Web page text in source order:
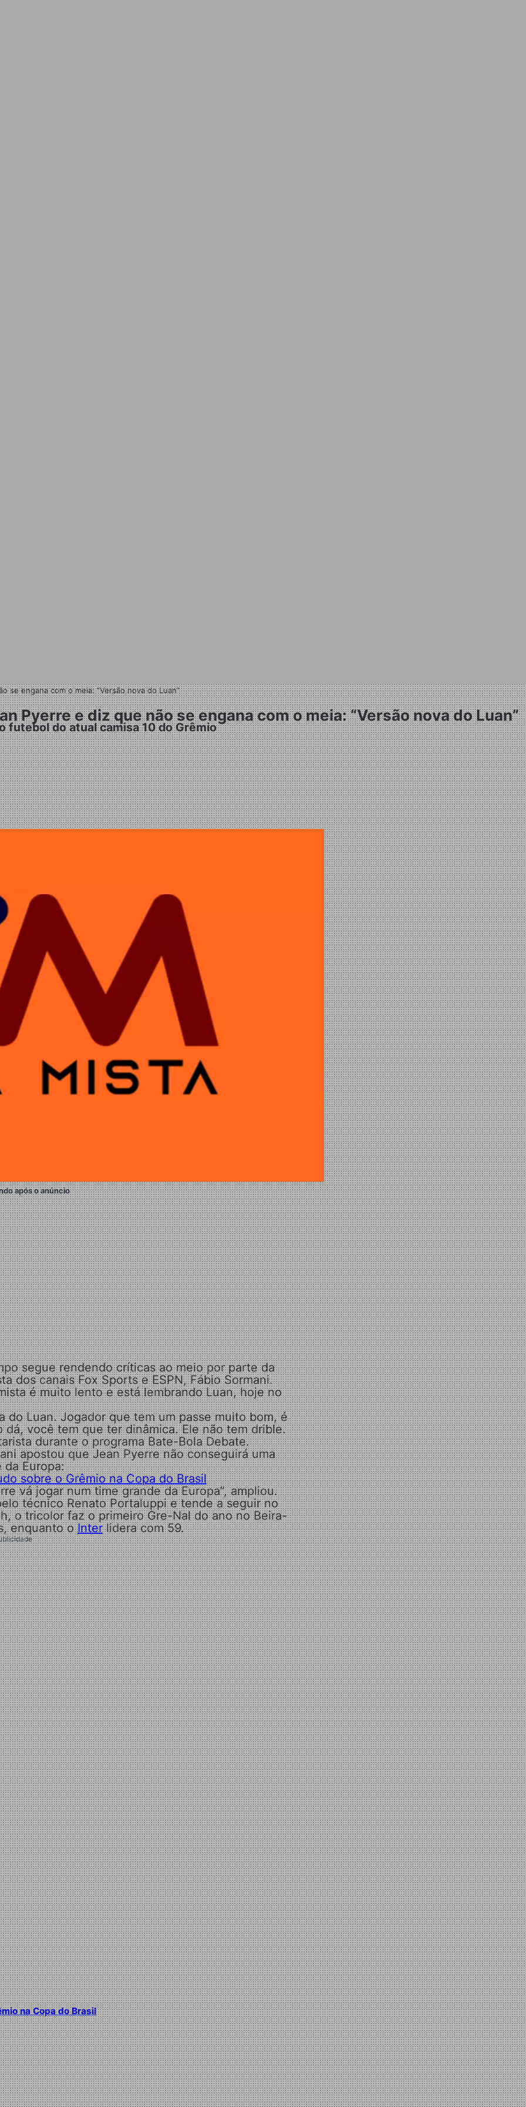
se engana com o meia: “Versão nova do Luan”
Pyerre e diz que não se engana com o meia: “Versão nova do Luan”
futebol do atual camisa 10 do Grêmio
após o anúncio
segue rendendo críticas ao meio por parte da
dos canais Fox Sports e ESPN, Fábio Sormani.
é muito lento e está lembrando Luan, hoje no
do Luan. Jogador que tem um passe muito bom, é
você tem que ter dinâmica. Ele não tem drible.
durante o programa Bate-Bola Debate.
apostou que Jean Pyerre não conseguirá uma
Europa:
sobre o Grêmio na Copa do Brasil
vá jogar num time grande da Europa”, ampliou.
técnico Renato Portaluppi e tende a seguir no
o tricolor faz o primeiro Gre-Nal do ano no Beira-
enquanto oInterlidera com 59.
na Copa do Brasil